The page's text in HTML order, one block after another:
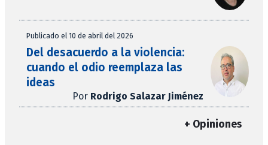
Publicado el 10 de abril del 2026
Del desacuerdo a la violencia:
cuando el odio reemplaza las
ideas
Por Rodrigo Salazar Jiménez
+ Opiniones